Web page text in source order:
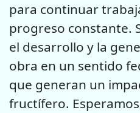
para continuar
progreso constante.
el desarrollo y la
obra en un sentido
que generan un
fructífero.